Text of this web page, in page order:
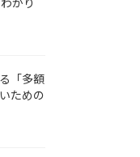
かり
「多額
ための